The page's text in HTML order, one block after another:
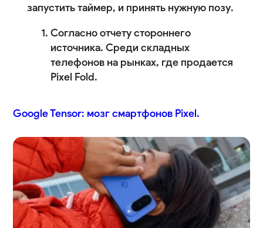
запустить таймер, и принять нужную позу.
Согласно отчету стороннего
источника. Среди складных
телефонов на рынках, где продается
Pixel Fold.
Google Tensor: мозг смартфонов Pixel.